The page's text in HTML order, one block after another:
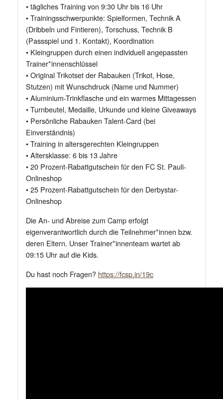
• tägliches Training von 9:30 Uhr bis 16 Uhr
• Trainingsschwerpunkte: Spielformen, Technik A
(Dribbeln und Fintieren), Torschuss, Technik B
(Passspiel und 1. Kontakt), Koordination
• Kleingruppen durch einen individuell angepassten
Trainer*innenschlüssel
• Original Trikotset der Rabauken (Trikot, Hose,
Stutzen) mit Wunschdruck (Name und Nummer)
• Aluminium-Trinkflasche und ein warmes Mittagessen
• Turnbeutel, Medaille, Urkunde und kleine Giveaways
• Persönliche Rabauken Talent-Card (bei
Einverständnis)
• Training in altersgerechten Kleingruppen
• Altersklasse: 6 bis 13 Jahre
• 20 Prozent-Rabattgutschein für den FC St. Pauli-
Onlineshop
• 25 Prozent-Rabattgutschein für den Derbystar-
Onlineshop
Die An- und Abreise zum Camp erfolgt
eigenverantwortlich durch die Teilnehmer*innen bzw.
deren Eltern. Unser Trainer*innenteam wartet ab
09:15 Uhr auf die Kids.
Du hast noch Fragen? https://fcsp.in/19c